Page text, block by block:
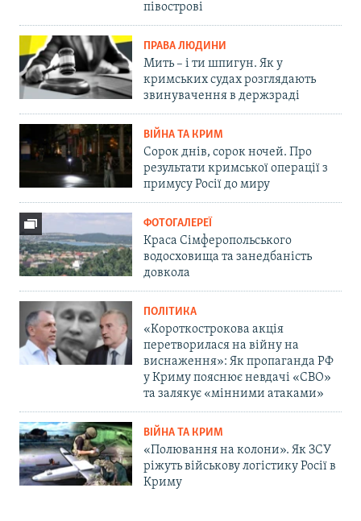
півострові
ПРАВА ЛЮДИНИ
Мить – і ти шпигун. Як у
кримських судах розглядають
звинувачення в держзраді
ВІЙНА ТА КРИМ
Сорок днів, сорок ночей. Про
результати кримської операції з
примусу Росії до миру
ФОТОГАЛЕРЕЇ
Краса Сімферопольського
водосховища та занедбаність
довкола
ПОЛІТИКА
«Короткострокова акція
перетворилася на війну на
виснаження»: Як пропаганда РФ
у Криму пояснює невдачі «СВО»
та залякує «мінними атаками»
ВІЙНА ТА КРИМ
«Полювання на колони». Як ЗСУ
ріжуть військову логістику Росії в
Криму